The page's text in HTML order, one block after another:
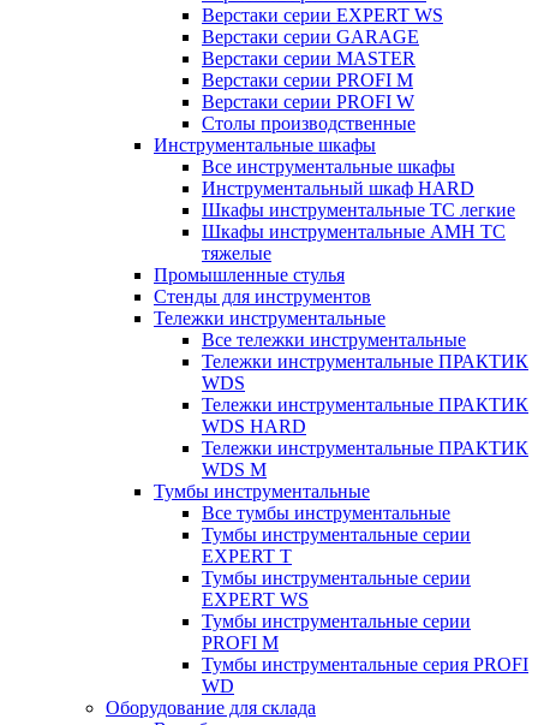
Верстаки серии EXPERT WS
Верстаки серии GARAGE
Верстаки серии MASTER
Верстаки серии PROFI M
Верстаки серии PROFI W
Столы производственные
Инструментальные шкафы
Все инструментальные шкафы
Инструментальный шкаф HARD
Шкафы инструментальные ТС легкие
Шкафы инструментальные AMH TC
тяжелые
Промышленные стулья
Стенды для инструментов
Тележки инструментальные
Все тележки инструментальные
Тележки инструментальные ПРАКТИК
WDS
Тележки инструментальные ПРАКТИК
WDS HARD
Тележки инструментальные ПРАКТИК
WDS M
Тумбы инструментальные
Все тумбы инструментальные
Тумбы инструментальные серии
EXPERT T
Тумбы инструментальные серии
EXPERT WS
Тумбы инструментальные серии
PROFI M
Тумбы инструментальные серия PROFI
WD
Оборудование для склада